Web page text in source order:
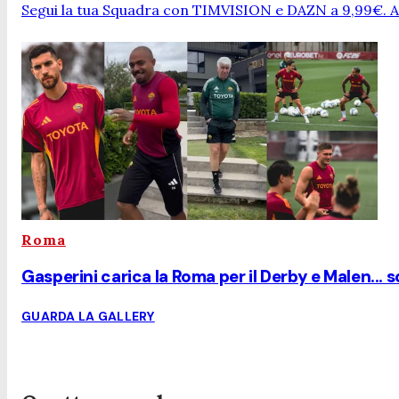
Segui la tua Squadra con TIMVISION e DAZN a 9,99€.
Roma
Gasperini carica la Roma per il Derby e
GUARDA LA GALLERY